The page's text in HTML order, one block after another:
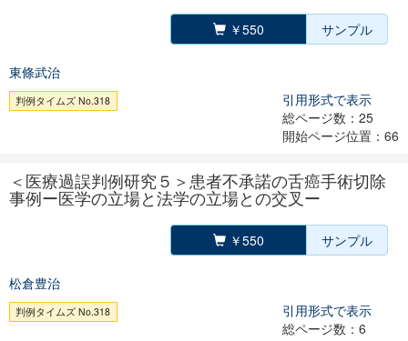
￥550 サンプル
東條武治
判例タイムズ No.318
引用形式で表示
総ページ数：25
開始ページ位置：66
＜医療過誤判例研究５＞患者不承諾の舌癌手術切除
事例ー医学の立場と法学の立場との交叉ー
￥550 サンプル
松倉豊治
判例タイムズ No.318
引用形式で表示
総ページ数：6